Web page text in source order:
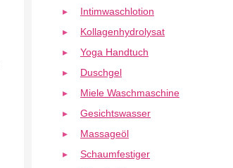
Intimwaschlotion
Kollagenhydrolysat
Yoga Handtuch
Duschgel
Miele Waschmaschine
Gesichtswasser
Massageöl
Schaumfestiger